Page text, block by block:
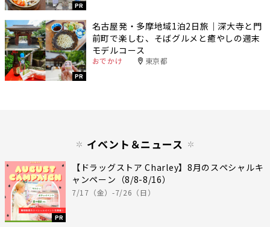
PR
PR
名古屋発・多摩地域1泊2日旅｜深大寺と門
前町で楽しむ、そばグルメと癒やしの週末
モデルコース
おでかけ 東京都
イベント＆ニュース
PR
【ドラッグストア Charley】8月のスペシャルキ
ャンペーン（8/8-8/16）
7/17（金）-7/26（日）